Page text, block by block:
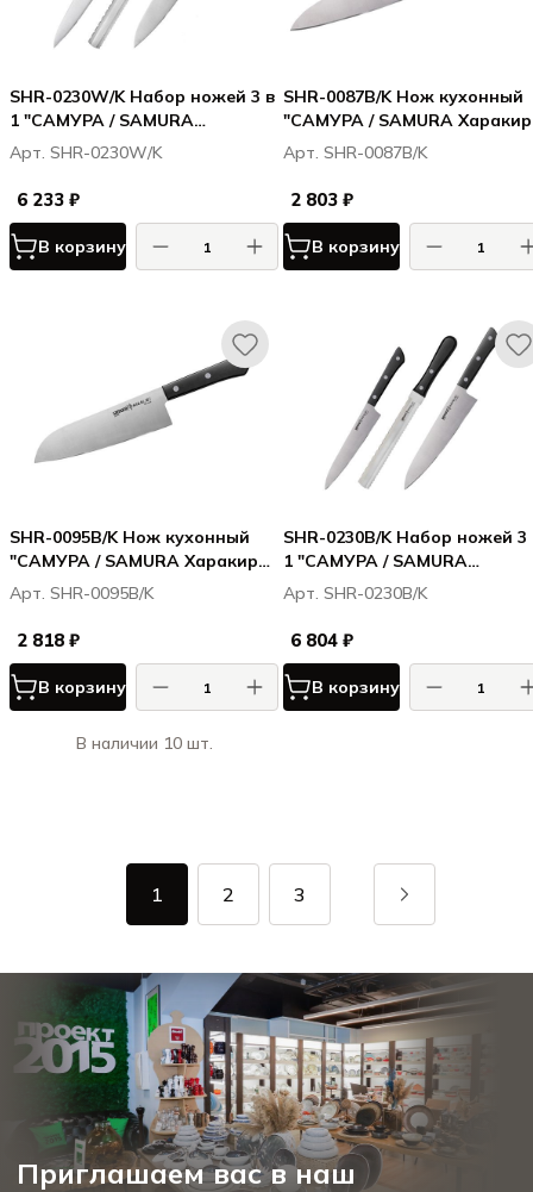
SHR-0230W/K Набор ножей 3 в
1 "САМУРА / SAMURA
Харакири / Harakiri" 23, 57, 85,
корроз.-стойкая сталь, ABS
пластик
Арт. SHR-0230W/K
6 233 ₽
В корзину
SHR-0087B/K Нож кухонный
"САМУРА / SAMURA
Harakiri" Гранд Шеф 240 мм,
корроз.-стойкая сталь, ABS
пластик
Арт. SHR-0087B/K
2 803 ₽
В корзину
SHR-0095B/K Нож кухонный
"САМУРА / SAMURA Харакири /
Harakiri" Сантоку 175 мм,
корроз.-стойкая сталь, ABS
пластик
Арт. SHR-0095B/K
2 818 ₽
В корзину
В наличии 10 шт.
SHR-0230B/K Набор ножей 3
1 "САМУРА / SAMURA
Харакири / Harakiri" 23, 57,
корроз.-стойкая сталь, ABS
пластик
Арт. SHR-0230B/K
6 804 ₽
В корзину
1 2 3
Приглашаем вас в наш